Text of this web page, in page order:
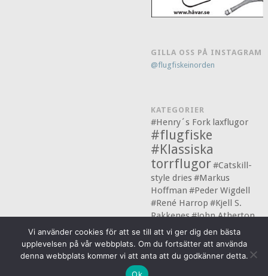
GILLA OSS PÅ INSTAGRAM
@flugfiskeinorden
KATEGORIER
#Henry´s Fork laxflugor
#flugfiske
#Klassiska
torrflugor#Catskill-
style dries #Markus
Hoffman #Peder Wigdell
#René Harrop #Kjell S.
Rakkenes#John Atherton
#flugbindning
Vi använder cookies för att se till att vi ger dig den bästa
upplevelsen på vår webbplats. Om du fortsätter att använda
denna webbplats kommer vi att anta att du godkänner detta.
Ok